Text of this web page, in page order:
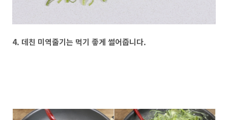
4. 데친 미역줄기는 먹기 좋게 썰어줍니다.